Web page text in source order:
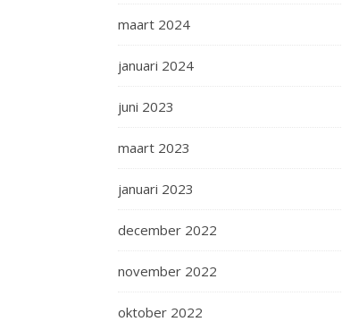
maart 2024
januari 2024
juni 2023
maart 2023
januari 2023
december 2022
november 2022
oktober 2022